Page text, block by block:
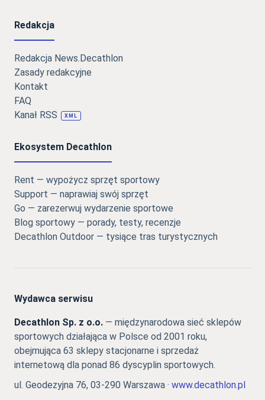
Redakcja
Redakcja News.Decathlon
Zasady redakcyjne
Kontakt
FAQ
Kanał RSS
XML
Ekosystem Decathlon
Rent — wypożycz sprzęt sportowy
Support — naprawiaj swój sprzęt
Go — zarezerwuj wydarzenie sportowe
Blog sportowy — porady, testy, recenzje
Decathlon Outdoor — tysiące tras turystycznych
Wydawca serwisu
Decathlon Sp. z o.o. — międzynarodowa sieć sklepów
sportowych działająca w Polsce od 2001 roku,
obejmująca 63 sklepy stacjonarne i sprzedaż
internetową dla ponad 86 dyscyplin sportowych.
ul. Geodezyjna 76, 03-290 Warszawa · www.decathlon.pl